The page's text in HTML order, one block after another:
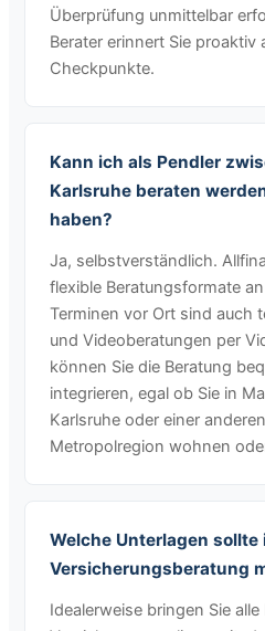
Überprüfung unmittelbar
Berater erinnert Sie proaktiv
Checkpunkte.
Kann ich als Pendler
Karlsruhe beraten
haben?
Ja, selbstverständlich.
flexible Beratungsformate
Terminen vor Ort sind auch
und Videoberatungen per
können Sie die Beratung
integrieren, egal ob Sie in
Karlsruhe oder einer
Metropolregion wohnen
Welche Unterlagen sollte
Versicherungsberatung
Idealerweise bringen Sie